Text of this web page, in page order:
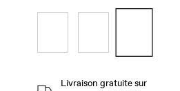
Livraison gratuite sur